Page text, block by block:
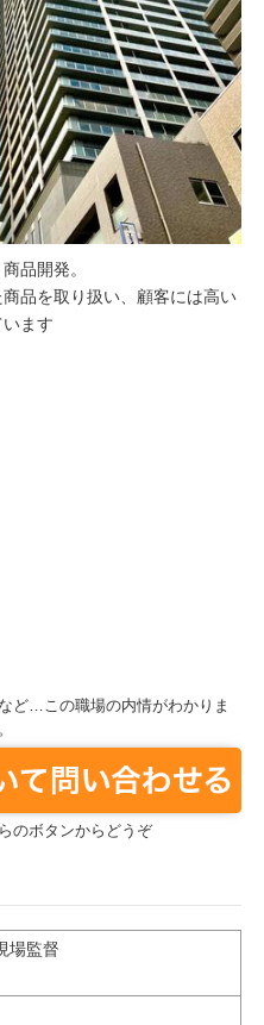
品開発。
品を取り扱い、顧客には高い
ます
ど…この職場の内情がわかりま
のボタンからどうぞ
場監督